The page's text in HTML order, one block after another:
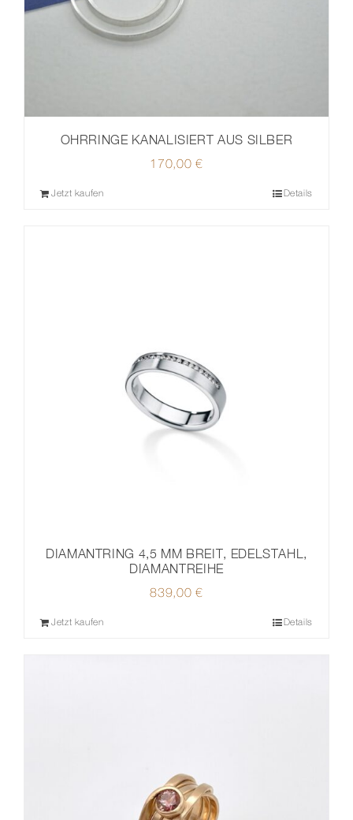
OHRRINGE KANALISIERT AUS SILBER
170,00 €
Jetzt kaufen Details
DIAMANTRING 4,5 MM BREIT, EDELSTAHL,
DIAMANTREIHE
839,00 €
Jetzt kaufen Details